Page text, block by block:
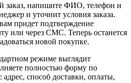
заказ, напишите ФИО, телефон и
и уточнит условия заказа.
придет подтверждение
или через СМС. Теперь останется
новой покупке.
режиме выглядит
полностью форму по
способ доставки, оплаты,